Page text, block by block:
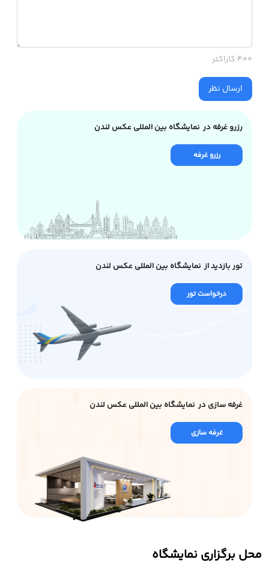
400 کاراکتر
ارسال نظر
رزرو غرفه در نمایشگاه بین المللی عکس لندن
رزرو غرفه
تور بازدید از نمایشگاه بین المللی عکس لندن
درخواست تور
غرفه سازی در نمایشگاه بین المللی عکس لندن
غرفه سازی
محل برگزاری نمایشگاه